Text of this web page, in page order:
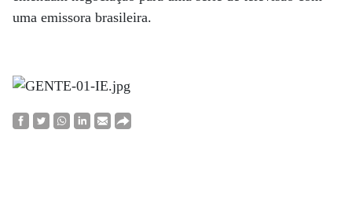
uma emissora brasileira.